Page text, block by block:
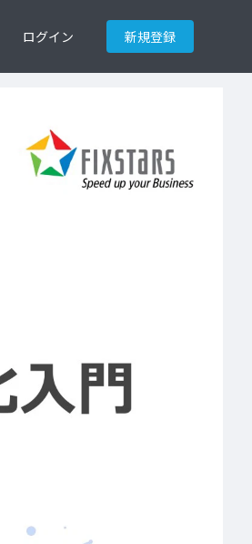
ログイン 新規登録